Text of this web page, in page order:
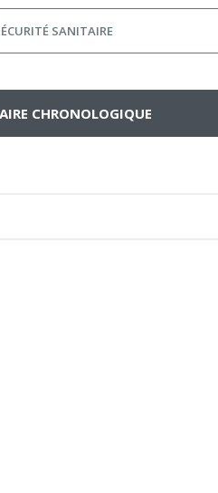
SANITAIRE
CHRONOLOGIQUE